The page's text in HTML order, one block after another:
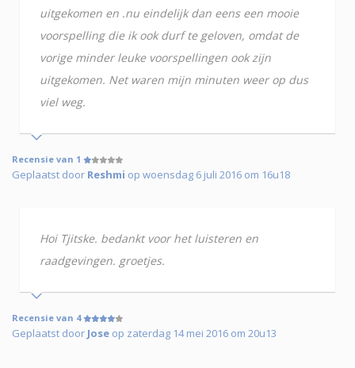
uitgekomen en .nu eindelijk dan eens een mooie
voorspelling die ik ook durf te geloven, omdat de
vorige minder leuke voorspellingen ook zijn
uitgekomen. Net waren mijn minuten weer op dus
viel weg.
Recensie van 1
Geplaatst door Reshmi op woensdag 6 juli 2016 om 16u18
Hoi Tjitske. bedankt voor het luisteren en
raadgevingen. groetjes.
Recensie van 4
Geplaatst door Jose op zaterdag 14 mei 2016 om 20u13